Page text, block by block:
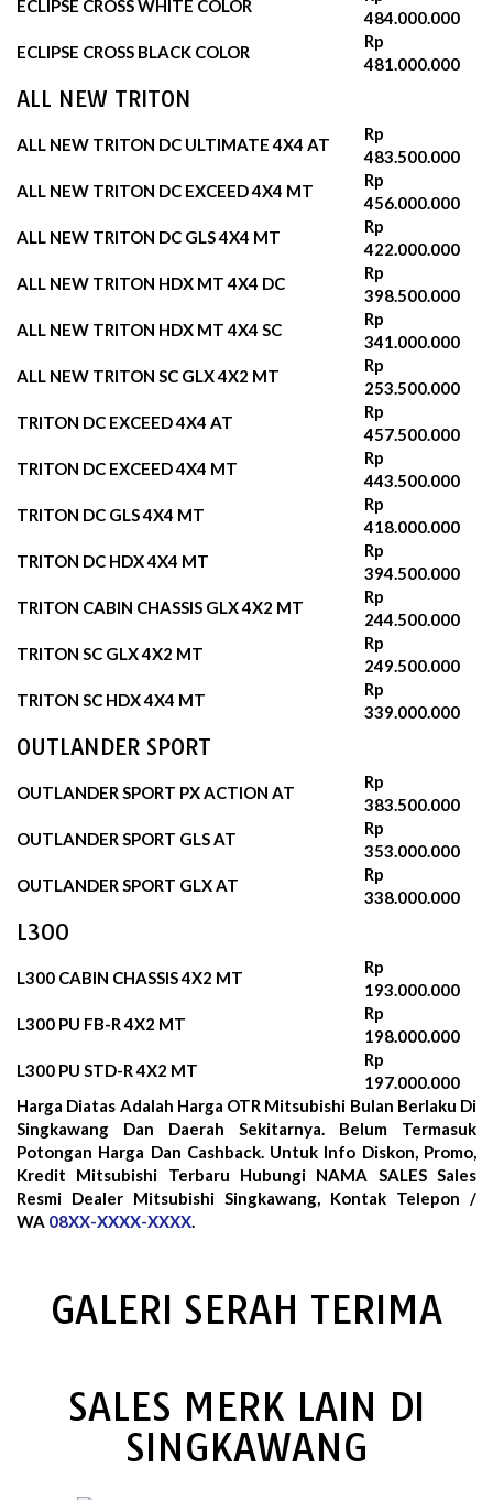
ECLIPSE CROSS WHITE COLOR
484.000.000
ECLIPSE CROSS BLACK COLOR
Rp
481.000.000
ALL NEW TRITON
ALL NEW TRITON DC ULTIMATE 4X4 AT
Rp
483.500.000
ALL NEW TRITON DC EXCEED 4X4 MT
Rp
456.000.000
ALL NEW TRITON DC GLS 4X4 MT
Rp
422.000.000
ALL NEW TRITON HDX MT 4X4 DC
Rp
398.500.000
ALL NEW TRITON HDX MT 4X4 SC
Rp
341.000.000
ALL NEW TRITON SC GLX 4X2 MT
Rp
253.500.000
TRITON DC EXCEED 4X4 AT
Rp
457.500.000
TRITON DC EXCEED 4X4 MT
Rp
443.500.000
TRITON DC GLS 4X4 MT
Rp
418.000.000
TRITON DC HDX 4X4 MT
Rp
394.500.000
TRITON CABIN CHASSIS GLX 4X2 MT
Rp
244.500.000
TRITON SC GLX 4X2 MT
Rp
249.500.000
TRITON SC HDX 4X4 MT
Rp
339.000.000
OUTLANDER SPORT
OUTLANDER SPORT PX ACTION AT
Rp
383.500.000
OUTLANDER SPORT GLS AT
Rp
353.000.000
OUTLANDER SPORT GLX AT
Rp
338.000.000
L300
L300 CABIN CHASSIS 4X2 MT
Rp
193.000.000
L300 PU FB-R 4X2 MT
Rp
198.000.000
L300 PU STD-R 4X2 MT
Rp
197.000.000
Harga Diatas Adalah Harga OTR Mitsubishi Bulan Berlaku Di
Singkawang Dan Daerah Sekitarnya. Belum Termasuk
Potongan Harga Dan Cashback. Untuk Info Diskon, Promo,
Kredit Mitsubishi Terbaru Hubungi NAMA SALES Sales
Resmi Dealer Mitsubishi Singkawang, Kontak Telepon /
WA 08XX-XXXX-XXXX.
GALERI SERAH TERIMA
SALES MERK LAIN DI
SINGKAWANG